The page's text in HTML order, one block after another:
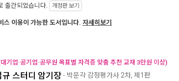
출간되었습니다. 개정판 보기
스 이용이 가능한 도서입니다. 자세히보기
기업·공기업·공무원 목표별 자격증 맞춤 추천 교재 3만원 이상)
규 스터디 암기장 - 박문각 감정평가사 2차, 제1판